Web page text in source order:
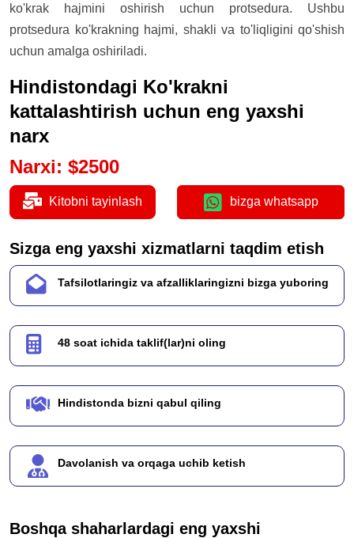
ko'krak hajmini oshirish uchun protsedura. Ushbu
protsedura ko'krakning hajmi, shakli va to'liqligini qo'shish
uchun amalga oshiriladi.
Hindistondagi Ko'krakni
kattalashtirish uchun eng yaxshi
narx
Narxi: $2500
Kitobni tayinlash bizga whatsapp
Sizga eng yaxshi xizmatlarni taqdim etish
Tafsilotlaringiz va afzalliklaringizni bizga yuboring
48 soat ichida taklif(lar)ni oling
Hindistonda bizni qabul qiling
Davolanish va orqaga uchib ketish
Boshqa shaharlardagi eng yaxshi